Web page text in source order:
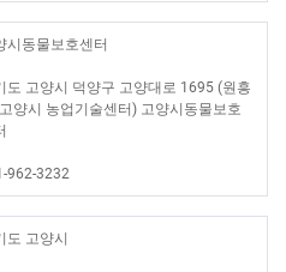
시동물보호센터
도 고양시 덕양구 고양대로 1695 (원흥
양시 농업기술센터) 고양시동물보호
962-3232
도 고양시